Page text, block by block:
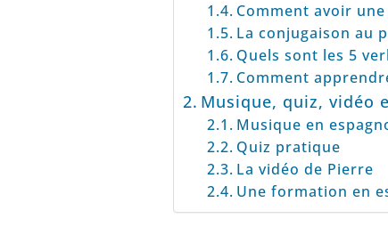
Comment avoir
La conjugaison au
Quels sont les 5
Comment
Musique, quiz,
Musique en
Quiz pratique
La vidéo de Pierre
Une formation en